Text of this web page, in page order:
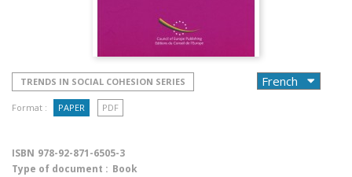
TRENDS IN SOCIAL COHESION SERIES
Format : PAPER PDF
ISBN 978-92-871-6505-3
Type of document : Book